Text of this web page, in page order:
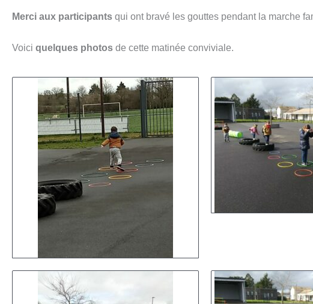
Merci aux participants qui ont bravé les gouttes pendant la marche
Voici quelques photos de cette matinée conviviale.